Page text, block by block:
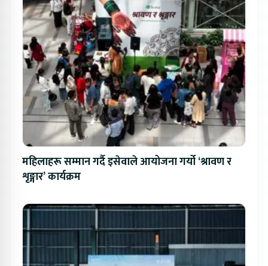
महिलाहरू सम्मान गर्दै इसेवाले आयोजना गर्यो ‘श्रावण र
शृङ्गार’ कार्यक्रम